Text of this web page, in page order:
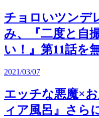
チョロいツンデ
み、『二度と自
い！』第11話を
2021/03/07
エッチな悪魔×
ィア風呂』さら